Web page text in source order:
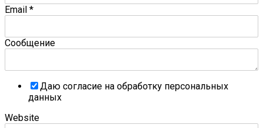
Email *
Сообщение
Даю согласие на обработку персональных
данных
Website